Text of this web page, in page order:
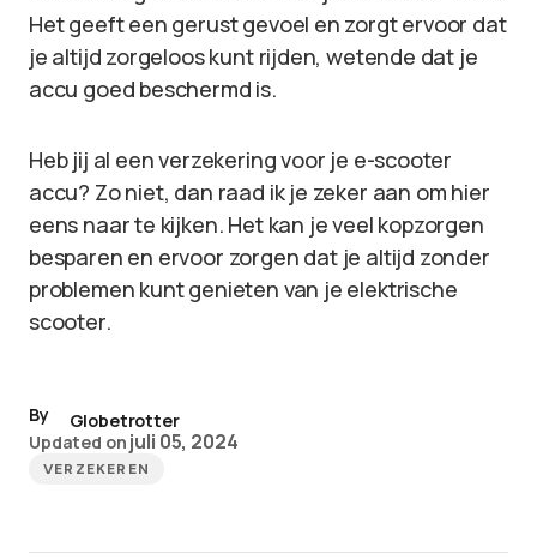
Het geeft een gerust gevoel en zorgt ervoor dat
je altijd zorgeloos kunt rijden, wetende dat je
accu goed beschermd is.
Heb jij al een verzekering voor je e-scooter
accu? Zo niet, dan raad ik je zeker aan om hier
eens naar te kijken. Het kan je veel kopzorgen
besparen en ervoor zorgen dat je altijd zonder
problemen kunt genieten van je elektrische
scooter.
By
Globetrotter
Updated on juli 05, 2024
VERZEKEREN